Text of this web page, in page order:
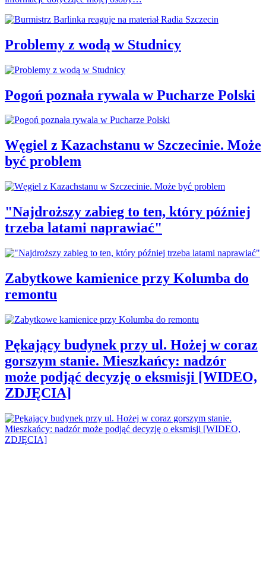
Problemy z wodą w Studnicy
Pogoń poznała rywala w Pucharze Polski
Węgiel z Kazachstanu w Szczecinie. Może
być problem
"Najdroższy zabieg to ten, który później
trzeba latami naprawiać"
Zabytkowe kamienice przy Kolumba do
remontu
Pękający budynek przy ul. Hożej w coraz
gorszym stanie. Mieszkańcy: nadzór
może podjąć decyzję o eksmisji [WIDEO,
ZDJĘCIA]